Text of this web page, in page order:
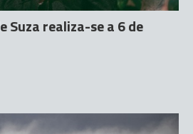
Suza realiza-se a 6 de